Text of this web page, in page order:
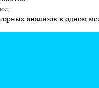
анализов в одном